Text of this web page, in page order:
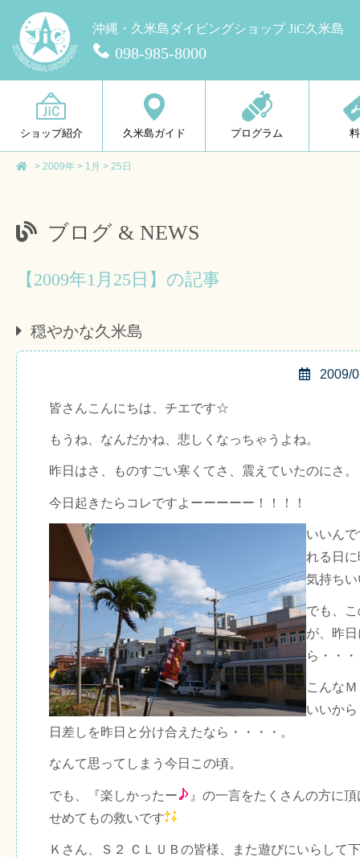
沖縄・久米島ダイビングショップ JiC久米島
098-985-8000
ショップ紹介 久米島ガイド プログラム
> 2009年 > 1月 > 25日
ブログ & NEWS
【2009年1月25日】の記事
穏やかな久米島
2009/
皆さんこんにちは、チエです☆
もうね、なんだかね、悲しくなっちゃうよね。
昨日はさ、ものすごい寒くてさ、震えていたのにさ。
今日起きたらコレですよーーーーー！！！！
いいん
れる日
気持ち
でも、
が、昨
ら・・・
こんな
いいから
日差しを昨日と分け合えたなら・・・・。
なんて思ってしまう今日この頃。
でも、『楽しかったー
』の一言をたくさんの方に
せめてもの救いです
Ｋさん、Ｓ２ ＣＬＵＢの皆様、また遊びにいらして